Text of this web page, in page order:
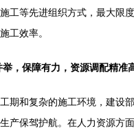
工等先进组织方式，最大限
工效率。
，保障有力，资源调配精准
期和复杂的施工环境，建设
产保驾护航。在人力资源方